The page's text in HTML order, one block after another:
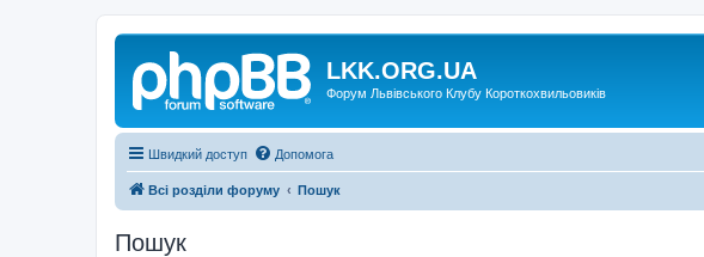
LKK.ORG.UA
Форум Львівського Клубу Короткохвильовиків
Швидкий доступ Допомога
Всі розділи форуму Пошук
Пошук